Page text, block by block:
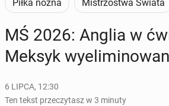
Piłka nożna Mistrzostwa Świata
MŚ 2026: Anglia w
Meksyk
6 LIPCA, 12:30
Ten tekst przeczytasz w 3 minuty